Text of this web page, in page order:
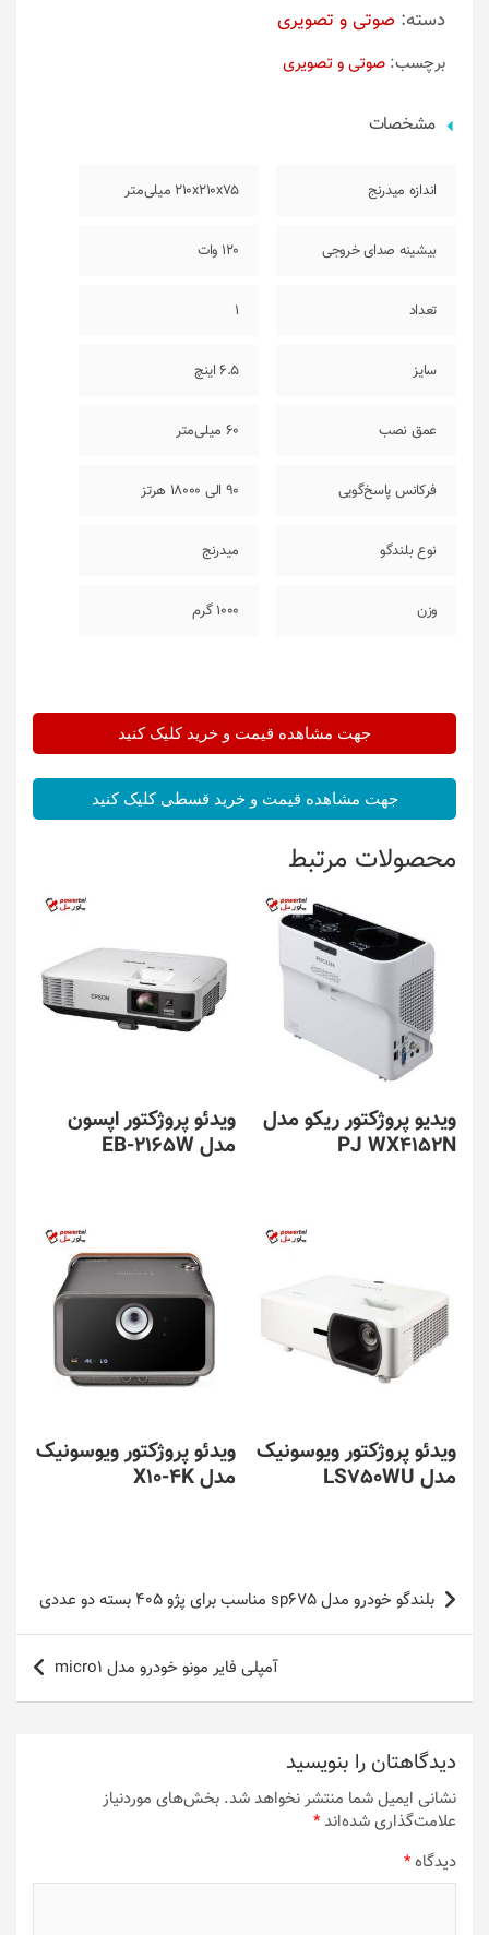
دسته: صوتی و تصویری
برچسب: صوتی و تصویری
مشخصات
اندازه میدرنج 210x210x75 میلی‌متر
بیشینه صدای خروجی 120 وات
تعداد 1
سایز 6.5 اینچ
عمق نصب 60 میلی‌متر
فرکانس پاسخ‌گویی 90 الی 18000 هرتز
نوع بلندگو میدرنج
وزن 1000 گرم
جهت مشاهده قیمت و خرید کلیک کنید
جهت مشاهده قیمت و خرید قسطی کلیک کنید
محصولات مرتبط
ویدیو پروژکتور ریکو مدل
PJ WX4152N
ویدئو پروژکتور اپسون
مدل EB-2165W
ویدئو پروژکتور ویوسونیک
مدل LS750WU
ویدئو پروژکتور ویوسونیک
مدل X10-4K
راهبری
نوشته
بلندگو خودرو مدل sp675 مناسب برای پژو 405 بسته دو عددی
آمپلی فایر مونو خودرو مدل micro1
دیدگاهتان را بنویسید
نشانی ایمیل شما منتشر نخواهد شد. بخش‌های موردنیاز
علامت‌گذاری شده‌اند*
دیدگاه*